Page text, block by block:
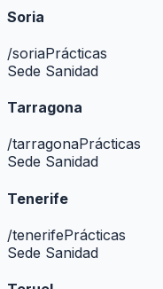
Soria
/soriaPrácticas
Sede Sanidad
Tarragona
/tarragonaPrácticas
Sede Sanidad
Tenerife
/tenerifePrácticas
Sede Sanidad